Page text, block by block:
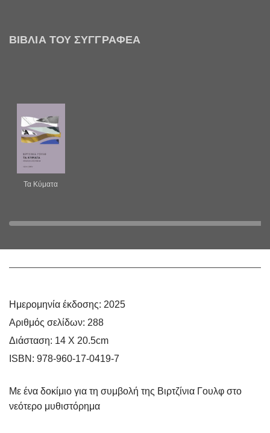
ΒΙΒΛΊΑ ΤΟΥ ΣΥΓΓΡΑΦΈΑ
Τα Κύματα
Ελλάδα και Μάης
Μαζί!
Ημερομηνία έκδοσης: 2025
Αριθμός σελίδων: 288
Διάσταση: 14 Χ 20.5cm
ISBN: 978-960-17-0419-7
Mε ένα δοκίμιο για τη συμβολή της Bιρτζίνια Γουλφ στο
νεότερο μυθιστόρημα